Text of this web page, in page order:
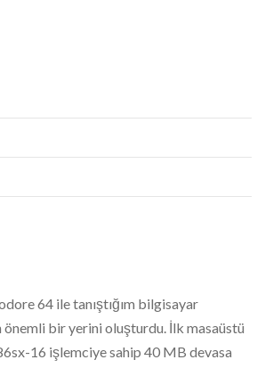
64 ile tanıştığım bilgisayar
önemli bir yerini oluşturdu. İlk masaüstü
16 işlemciye sahip 40 MB devasa